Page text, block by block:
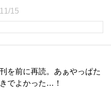
15
を前に再読。あぁやっぱた
でよかった…！